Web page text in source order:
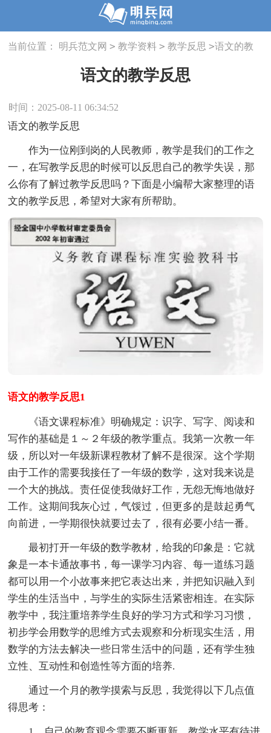
当前位置： 明兵范文网 > 教学资料 > 教学反思 >语文的教
语文的教学反思
时间：2025-08-11 06:34:52
语文的教学反思
作为一位刚到岗的人民教师，教学是我们的工作之
一，在写教学反思的时候可以反思自己的教学失误，那
么你有了解过教学反思吗？下面是小编帮大家整理的语
文的教学反思，希望对大家有所帮助。
语文的教学反思1
《语文课程标准》明确规定：识字、写字、阅读和
写作的基础是１～２年级的教学重点。我第一次教一年
级，所以对一年级新课程教材了解不是很深。这个学期
由于工作的需要我接任了一年级的数学，这对我来说是
一个大的挑战。责任促使我做好工作，无怨无悔地做好
工作。这期间我灰心过，气馁过，但更多的是鼓起勇气
向前进，一学期很快就要过去了，很有必要小结一番。
最初打开一年级的数学教材，给我的印象是：它就
象是一本卡通故事书，每一课学习内容、每一道练习题
都可以用一个小故事来把它表达出来，并把知识融入到
学生的生活当中，与学生的实际生活紧密相连。在实际
教学中，我注重培养学生良好的学习方式和学习习惯，
初步学会用数学的思维方式去观察和分析现实生活，用
数学的方法去解决一些日常生活中的问题，还有学生独
立性、互动性和创造性等方面的培养.
通过一个月的教学摸索与反思，我觉得以下几点值
得思考：